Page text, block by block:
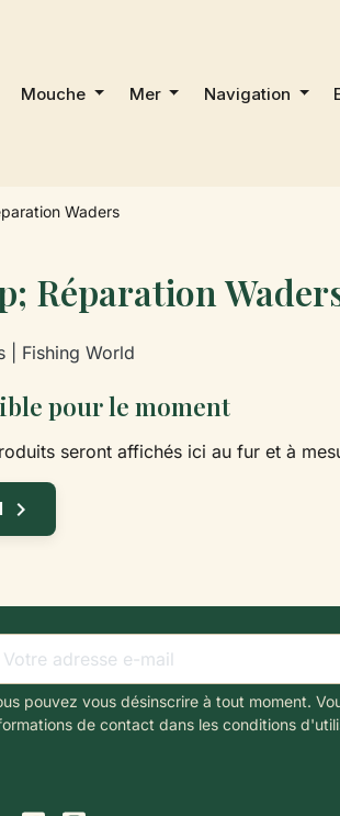
Mouche Mer Navigation
Waders
Réparation
| Fishing World
pour le moment
seront affichés ici au fur et à

pouvez vous désinscrire à tout moment.
de contact dans les conditions